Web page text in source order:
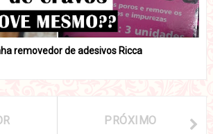
removedor de adesivos Ricca
PRÓXIMO